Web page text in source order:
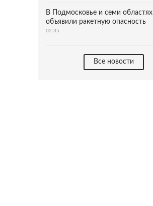
В Подмосковье и семи областях
объявили ракетную опасность
02:35
Все новости